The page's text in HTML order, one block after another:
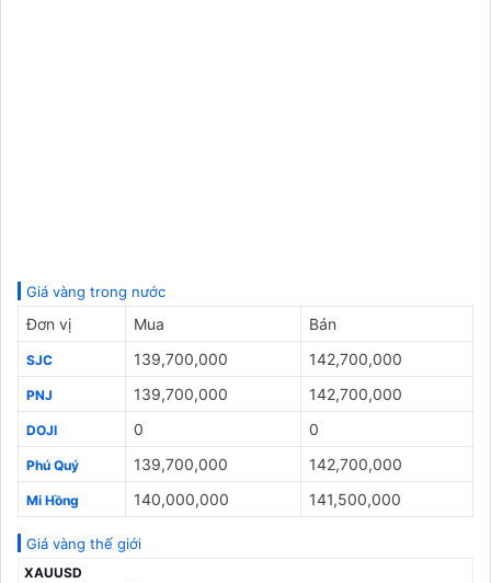
Giá vàng trong nước
Đơn vị Mua Bán
SJC 139,700,000 142,700,000
PNJ 139,700,000 142,700,000
DOJI 0 0
Phú Quý 139,700,000 142,700,000
Mi Hồng 140,000,000 141,500,000
Giá vàng thế giới
XAUUSD